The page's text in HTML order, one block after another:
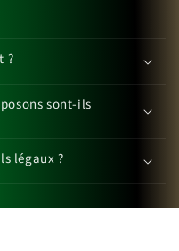
?
sont-ils
légaux ?